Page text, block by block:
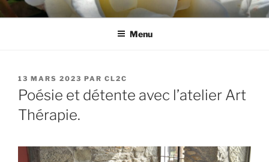
Aller
au
CL2C
Association dédiée à la culture et aux loisirs à Cognin (73)
Menu
PUBLIÉ
LE
13 MARS 2023 PAR CL2C
Poésie et détente avec l’atelier Art
Thérapie.